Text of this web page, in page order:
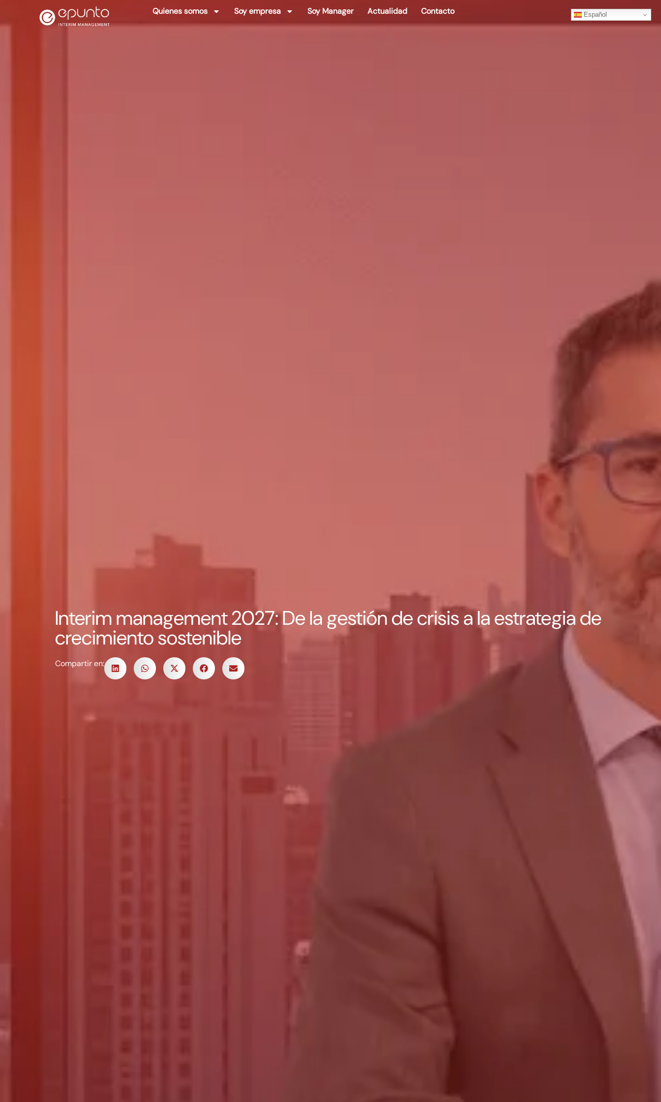
Quienes somos Soy empresa Soy Manager Actualidad Contacto
Interim management 2027: De la gestión de crisis a la estrategia de
crecimiento sostenible
Compartir en:
Español